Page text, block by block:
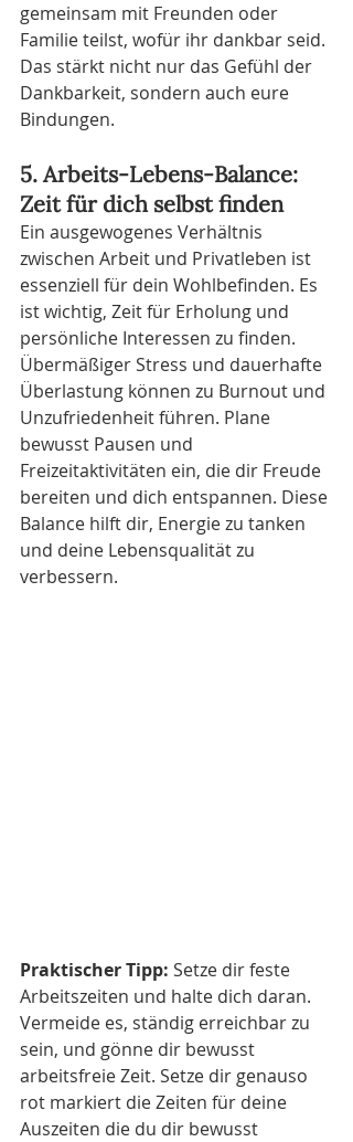
gemeinsam mit Freunden oder
Familie teilst, wofür ihr dankbar seid.
Das stärkt nicht nur das Gefühl der
Dankbarkeit, sondern auch eure
Bindungen.
5. Arbeits-Lebens-Balance:
Zeit für dich selbst finden
Ein ausgewogenes Verhältnis
zwischen Arbeit und Privatleben ist
essenziell für dein Wohlbefinden. Es
ist wichtig, Zeit für Erholung und
persönliche Interessen zu finden.
Übermäßiger Stress und dauerhafte
Überlastung können zu Burnout und
Unzufriedenheit führen. Plane
bewusst Pausen und
Freizeitaktivitäten ein, die dir Freude
bereiten und dich entspannen. Diese
Balance hilft dir, Energie zu tanken
und deine Lebensqualität zu
verbessern.
Praktischer Tipp: Setze dir feste
Arbeitszeiten und halte dich daran.
Vermeide es, ständig erreichbar zu
sein, und gönne dir bewusst
arbeitsfreie Zeit. Setze dir genauso
rot markiert die Zeiten für deine
Auszeiten die du dir bewusst